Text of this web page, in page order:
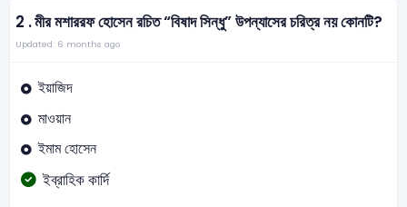
2 .মীর মশাররফ হোসেন রচিত “বিষাদ সিন্ধু” উপন্যাসের চরিত্র নয় কোনটি?
Updated: 6 months ago
ইয়াজিদ
মাওয়ান
ইমাম হোসেন
ইব্রাহিক কার্দি